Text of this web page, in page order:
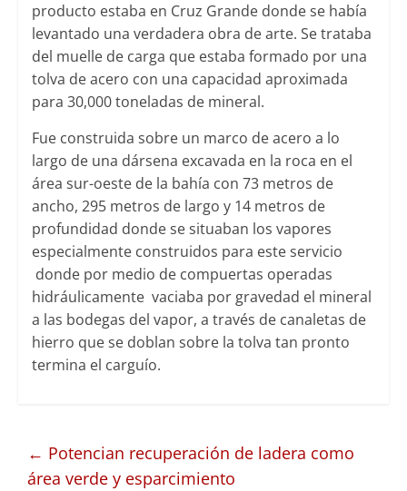
producto estaba en Cruz Grande donde se había
levantado una verdadera obra de arte. Se trataba
del muelle de carga que estaba formado por una
tolva de acero con una capacidad aproximada
para 30,000 toneladas de mineral.
Fue construida sobre un marco de acero a lo
largo de una dársena excavada en la roca en el
área sur-oeste de la bahía con 73 metros de
ancho, 295 metros de largo y 14 metros de
profundidad donde se situaban los vapores
especialmente construidos para este servicio
donde por medio de compuertas operadas
hidráulicamente vaciaba por gravedad el mineral
a las bodegas del vapor, a través de canaletas de
hierro que se doblan sobre la tolva tan pronto
termina el carguío.
← Potencian recuperación de ladera como
área verde y esparcimiento